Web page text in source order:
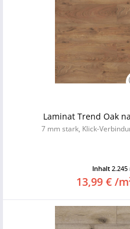
Laminat Trend Oak
7 mm stark, Klick-
Inhalt 2.245
13,99 € /